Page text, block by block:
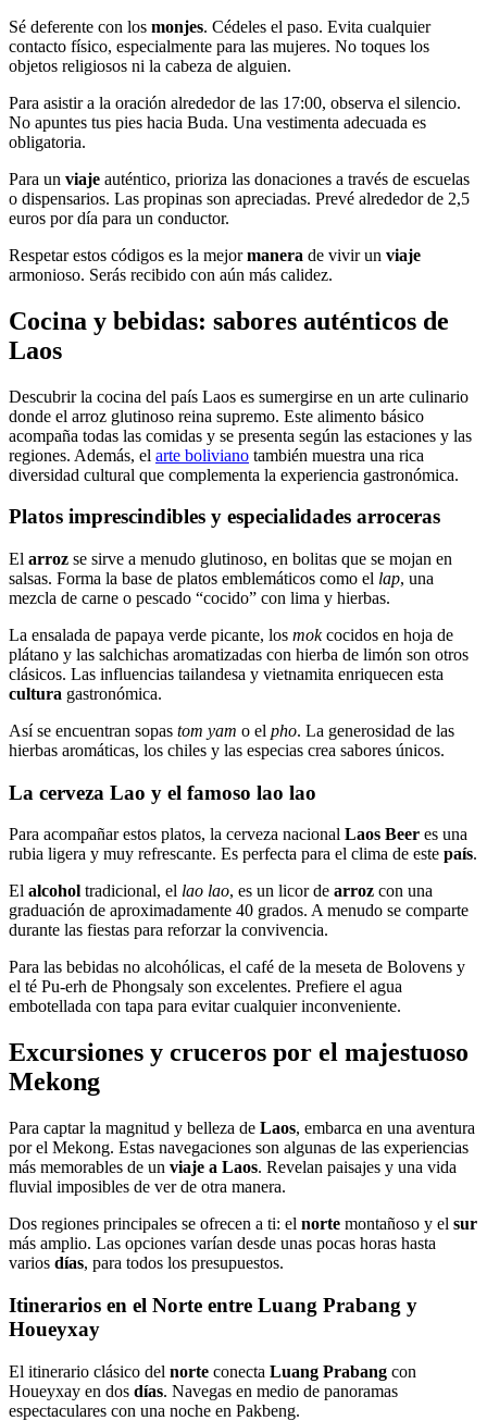
Sé deferente con los monjes. Cédeles el paso. Evita cualquier
contacto físico, especialmente para las mujeres. No toques los
objetos religiosos ni la cabeza de alguien.
Para asistir a la oración alrededor de las 17:00, observa el silencio.
No apuntes tus pies hacia Buda. Una vestimenta adecuada es
obligatoria.
Para un viaje auténtico, prioriza las donaciones a través de escuelas
o dispensarios. Las propinas son apreciadas. Prevé alrededor de 2,5
euros por día para un conductor.
Respetar estos códigos es la mejormanera de vivir un viaje
armonioso. Serás recibido con aún más calidez.
Cocina y bebidas: sabores auténticos de
Laos
Descubrir la cocina del país Laos es sumergirse en un arte culinario
donde el arroz glutinoso reina supremo. Este alimento básico
acompaña todas las comidas y se presenta según las estaciones y las
regiones. Además, el arte boliviano también muestra una rica
diversidad cultural que complementa la experiencia gastronómica.
Platos imprescindibles y especialidades arroceras
El arroz se sirve a menudo glutinoso, en bolitas que se mojan en
salsas. Forma la base de platos emblemáticos como el lap, una
mezcla de carne o pescado “cocido” con lima y hierbas.
La ensalada de papaya verde picante, los mokcocidos en hoja de
plátano y las salchichas aromatizadas con hierba de limón son otros
clásicos. Las influencias tailandesa y vietnamita enriquecen esta
cultura gastronómica.
Así se encuentran sopas tom yam o el pho. La generosidad de las
hierbas aromáticas, los chiles y las especias crea sabores únicos.
La cerveza Lao y el famoso lao lao
Para acompañar estos platos, la cerveza nacional Laos Beer es una
rubia ligera y muy refrescante. Es perfecta para el clima de este país.
El alcohol tradicional, el lao lao, es un licor de arroz con una
graduación de aproximadamente 40 grados. A menudo se comparte
durante las fiestas para reforzar la convivencia.
Para las bebidas no alcohólicas, el café de la meseta de Bolovens y
el té Pu-erh de Phongsaly son excelentes. Prefiere el agua
embotellada con tapa para evitar cualquier inconveniente.
Excursiones y cruceros por el majestuoso
Mekong
Para captar la magnitud y belleza de Laos, embarca en una aventura
por el Mekong. Estas navegaciones son algunas de las experiencias
más memorables de un viaje a Laos. Revelan paisajes y una vida
fluvial imposibles de ver de otra manera.
Dos regiones principales se ofrecen a ti: el norte montañoso y el sur
más amplio. Las opciones varían desde unas pocas horas hasta
varios días, para todos los presupuestos.
Itinerarios en el Norte entre Luang Prabang y
Houeyxay
El itinerario clásico del norte conecta Luang Prabang con
Houeyxay en dos días. Navegas en medio de panoramas
espectaculares con una noche en Pakbeng.